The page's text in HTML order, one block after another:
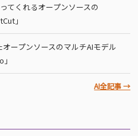
てくれるオープンソースの
」
ープンソースのマルチAIモデル
AI全記事 →